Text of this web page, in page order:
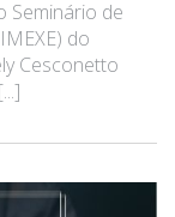
Seminário de
do
Cesconetto